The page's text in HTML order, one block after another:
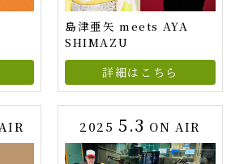
島津亜矢 meets AYA
SHIMAZU
詳細はこちら
2025 5.3 ON AIR